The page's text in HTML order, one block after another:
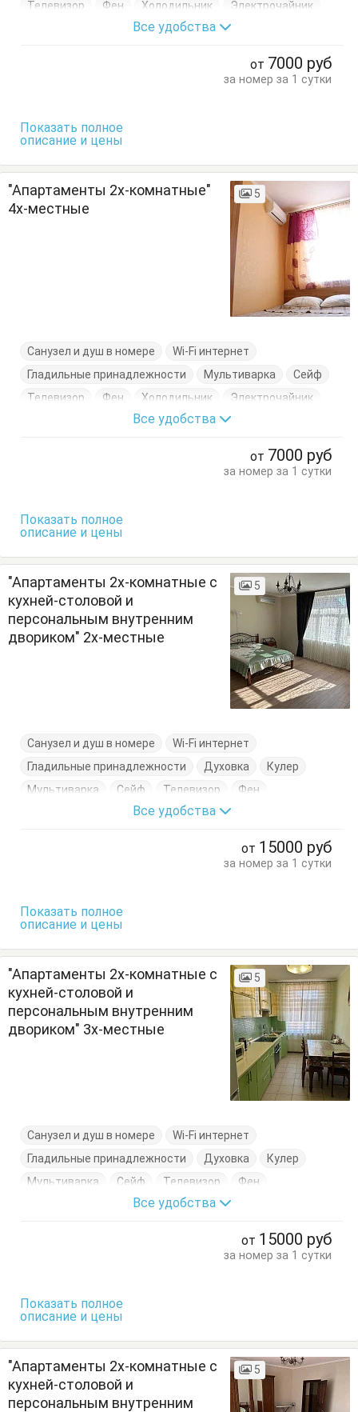
Телевизор Фен Холодильник
Электрочайник
Кровати односпальные
Кровать двуспальная
Шкаф
Все удобства
от 7000 руб
за номер за 1 сутки
Показать полное
описание и цены
"Апартаменты 2х-комнатные"
4х-местные
5
Санузел и душ в номере
Wi-Fi интернет
Гладильные принадлежности
Мультиварка
Сейф
Телевизор
Фен Холодильник
Электрочайник
Кровати односпальные
Кровать двуспальная
Шкаф
Все удобства
от 7000 руб
за номер за 1 сутки
Показать полное
описание и цены
"Апартаменты 2х-комнатные с
кухней-столовой и
персональным внутренним
двориком" 2х-местные
5
Санузел и душ в номере
Wi-Fi интернет
Гладильные принадлежности
Духовка
Кулер
Мультиварка
Сейф Телевизор
Фен
Электрочайник
Гардеробная
Посуда
Все удобства
от 15000 руб
за номер за 1 сутки
Показать полное
описание и цены
"Апартаменты 2х-комнатные с
кухней-столовой и
персональным внутренним
двориком" 3х-местные
5
Санузел и душ в номере
Wi-Fi интернет
Гладильные принадлежности
Духовка
Кулер
Мультиварка
Сейф Телевизор
Фен
Электрочайник
Гардеробная
Посуда
Все удобства
от 15000 руб
за номер за 1 сутки
Показать полное
описание и цены
"Апартаменты 2х-комнатные с
кухней-столовой и
персональным внутренним
5